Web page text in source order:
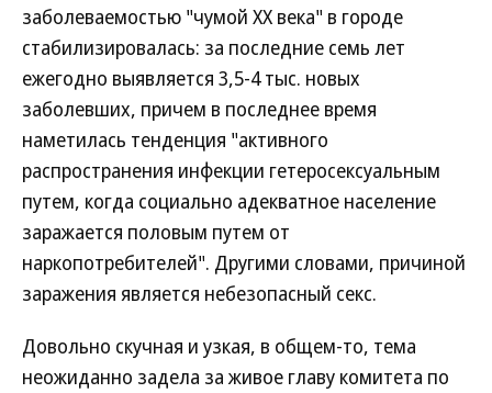
заболеваемостью "чумой XX века" в городе
стабилизировалась: за последние семь лет
ежегодно выявляется 3,5-4 тыс. новых
заболевших, причем в последнее время
наметилась тенденция "активного
распространения инфекции гетеросексуальным
путем, когда социально адекватное население
заражается половым путем от
наркопотребителей". Другими словами, причиной
заражения является небезопасный секс.
Довольно скучная и узкая, в общем-то, тема
неожиданно задела за живое главу комитета по